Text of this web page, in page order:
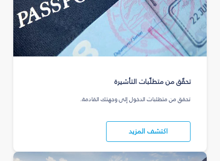
تحقّق من متطلّبات التأشيرة
تحقق من متطلبات الدخول إلى وجهتك القادمة.
اكتشف المزيد